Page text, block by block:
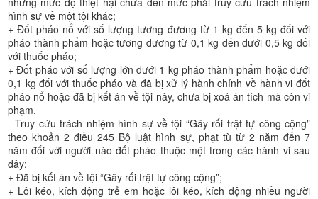
hình sự về một tội khác;
+ Đốt pháo nổ với số lượng tương đương từ 1 kg đến 5 kg đối với
pháo thành phẩm hoặc tương đương từ 0,1 kg đến dưới 0,5 kg đối
với thuốc pháo;
+ Đốt pháo với số lượng lớn dưới 1 kg pháo thành phẩm hoặc dưới
0,1 kg đối với thuốc pháo và đã bị xử lý hành chính về hành vi đốt
pháo nổ hoặc đã bị kết án về tội này, chưa bị xoá án tích mà còn vi
phạm.
- Truy cứu trách nhiệm hình sự về tội “Gây rối trật tự công cộng”
theo khoản 2 điều 245 Bộ luật hình sự, phạt tù từ 2 năm đến 7
năm đối với người nào đốt pháo thuộc một trong các hành vi sau
đây:
+ Đã bị kết án về tội “Gây rối trật tự công cộng”;
+ Lôi kéo, kích động trẻ em hoặc lôi kéo, kích động nhiều người